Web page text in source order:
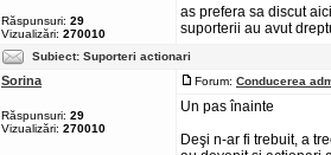
Răspunsuri: 29
Vizualizări: 270010
as prefera sa discut
suporterii au avut
Subiect: Suporteri actionari
Sorina
Răspunsuri: 29
Vizualizări: 270010
Forum: Conducerea
Un pas înainte
Deşi n-ar fi trebuit, a